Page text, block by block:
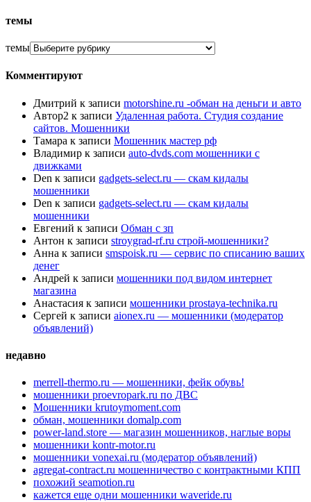
темы
темы
Комментируют
Дмитрий к записи motorshine.ru -обман на деньги и авто
Автор2 к записи Удаленная работа. Студия создание
сайтов. Мошенники
Тамара к записи Мошенник мастер рф
Владимир к записи auto-dvds.com мошенники с
движками
Den к записи gadgets-select.ru — скам кидалы
мошенники
Den к записи gadgets-select.ru — скам кидалы
мошенники
Евгений к записи Обман с зп
Антон к записи stroygrad-rf.ru строй-мошенники?
Анна к записи smspoisk.ru — сервис по списанию ваших
денег
Андрей к записи мошенники под видом интернет
магазина
Анастасия к записи мошенники prostaya-technika.ru
Сергей к записи aionex.ru — мошенники (модератор
объявлений)
недавно
merrell-thermo.ru — мошенники, фейк обувь!
мошенники proevropark.ru по ДВС
Мошенники krutoymoment.com
обман, мошенники domalp.com
power-land.store — магазин мошенников, наглые воры
мошенники kontr-motor.ru
мошенники vonexai.ru (модератор объявлений)
agregat-contract.ru мошенничество с контрактными КПП
похожий seamotion.ru
кажется еще одни мошенники waveride.ru